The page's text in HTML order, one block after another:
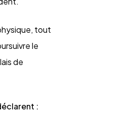
tout
le
de
: